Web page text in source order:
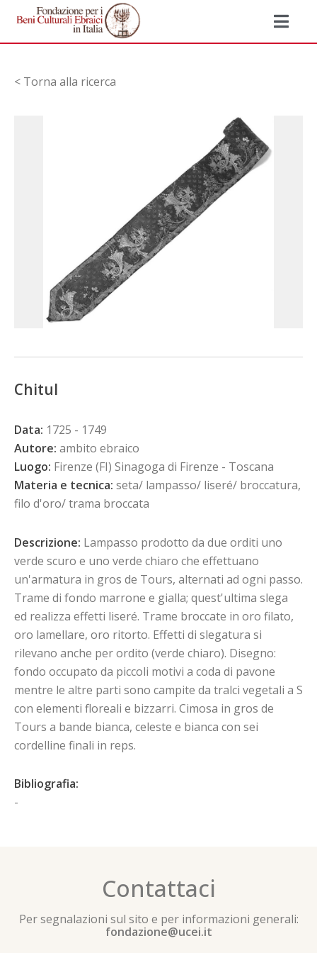
< Torna alla ricerca
Chitul
Data: 1725 - 1749
Autore: ambito ebraico
Luogo: Firenze (FI) Sinagoga di Firenze - Toscana
Materia e tecnica: seta/ lampasso/ liseré/ broccatura,
filo d'oro/ trama broccata
Descrizione: Lampasso prodotto da due orditi uno
verde scuro e uno verde chiaro che effettuano
un'armatura in gros de Tours, alternati ad ogni passo.
Trame di fondo marrone e gialla; quest'ultima slega
ed realizza effetti liseré. Trame broccate in oro filato,
oro lamellare, oro ritorto. Effetti di slegatura si
rilevano anche per ordito (verde chiaro). Disegno:
fondo occupato da piccoli motivi a coda di pavone
mentre le altre parti sono campite da tralci vegetali a S
con elementi floreali e bizzarri. Cimosa in gros de
Tours a bande bianca, celeste e bianca con sei
cordelline finali in reps.
Bibliografia:
-
Contattaci
Per segnalazioni sul sito e per informazioni generali:
fondazione@ucei.it